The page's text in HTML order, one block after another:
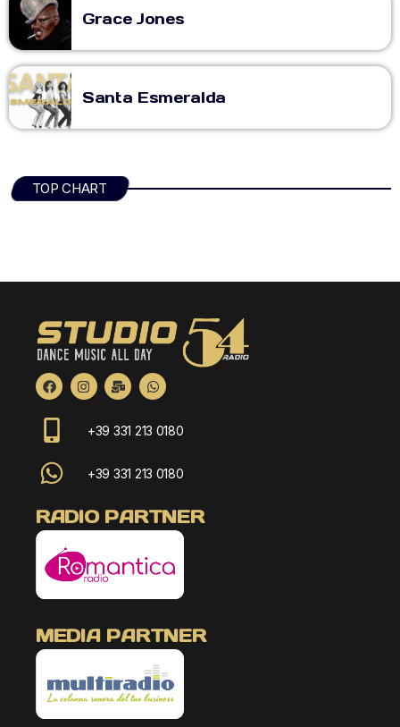
Grace Jones
Santa Esmeralda
TOP CHART
+39 331 213 0180
+39 331 213 0180
RADIO PARTNER
MEDIA PARTNER